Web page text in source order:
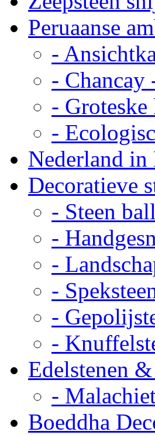
Peruaanse
-
- Chancay
- Groteske
-
Nederland
Decoratieve
- Steen
-
-
-
-
-
Edelstenen
-
Boeddha